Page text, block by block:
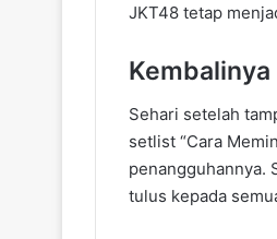
JKT48 tetap
Sehari setelah
setlist “Cara
penangguhannya.
tulus kepada